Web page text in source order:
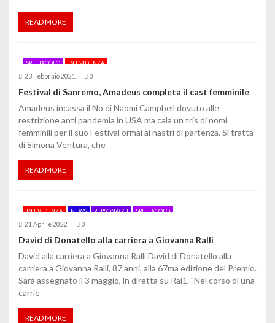
READ MORE
SPETTACOLO IN EVIDENZA
23 Febbraio 2021 0
Festival di Sanremo, Amadeus completa il cast femminile
Amadeus incassa il No di Naomi Campbell dovuto alle
restrizione anti pandemia in USA ma cala un tris di nomi
femminili per il suo Festival ormai ai nastri di partenza. Si tratta
di Simona Ventura, che
READ MORE
IN EVIDENZA NEWS PERSONAGGI SPETTACOLO
21 Aprile 2022 0
David di Donatello alla carriera a Giovanna Ralli
David alla carriera a Giovanna Ralli David di Donatello alla
carriera a Giovanna Ralli, 87 anni, alla 67ma edizione del Premio.
Sarà assegnato il 3 maggio, in diretta su Rai1. "Nel corso di una
carrie
READ MORE